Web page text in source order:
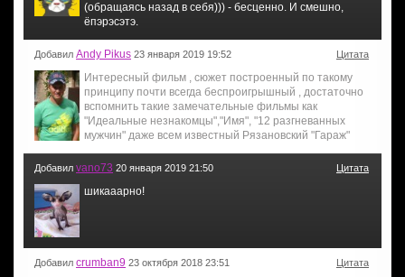
(обращаясь назад в себя))) - бесценно. И смешно,
ёпэрэсэтэ.
Добавил Andy Pikus 23 января 2019 19:52 Цитата
Интересный фильм , сюжет построенный по такому
принципу почти всегда беспроигрышный , достаточно
вспомнить такие замечательные фильмы как
"Идеальные незнакомцы","Имя", "12 разгневанных
мужчин" даже всем известный Рязановский "Гараж"
Добавил vano73 20 января 2019 21:50 Цитата
шикааарно!
Добавил crumban9 23 октября 2018 23:51 Цитата